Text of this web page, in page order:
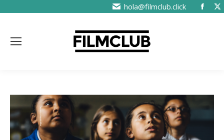
hola@filmclub.click